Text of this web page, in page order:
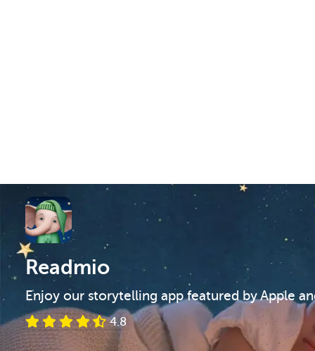
Readmio
Enjoy our storytelling app featured by Apple
4.8